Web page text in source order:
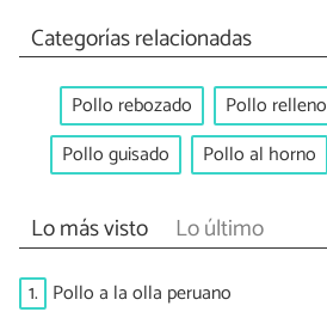
Categorías relacionadas
Pollo rebozado Pollo relleno
Pollo guisado
Pollo al horno
Lo más visto Lo último
1. Pollo a la olla peruano